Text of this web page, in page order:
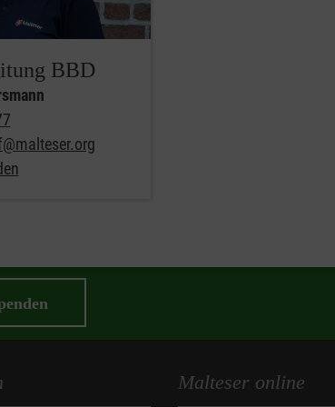
Familie
ständig neue ehrenamtliche Helfer- und
BBD
Malteser online